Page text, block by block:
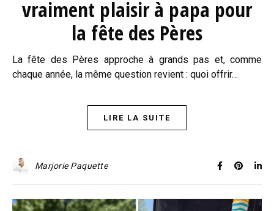
vraiment plaisir à papa pour
la fête des Pères
La fête des Pères approche à grands pas et, comme
chaque année, la même question revient : quoi offrir…
LIRE LA SUITE
Marjorie Paquette